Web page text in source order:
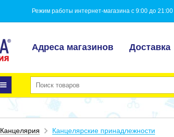
Режим работы интернет-магазина с 9:00 до
Адреса магазинов Доставка
Канцелярия Канцелярские принадлежности